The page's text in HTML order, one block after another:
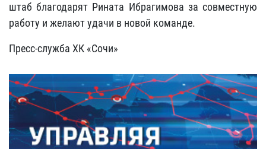
штаб благодарят Рината Ибрагимова за совместную
работу и желают удачи в новой команде.
Пресс-служба ХК «Сочи»